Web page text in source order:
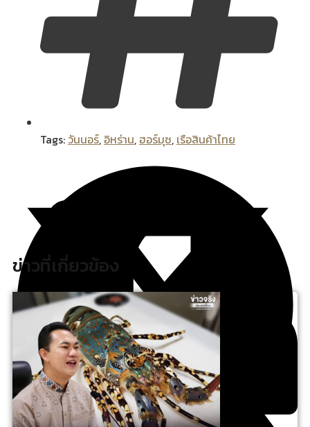
Tags: วันนอร์, อิหร่าน, ฮอร์มุซ, เรือสินค้าไทย
ข่าวที่เกี่ยวข้อง